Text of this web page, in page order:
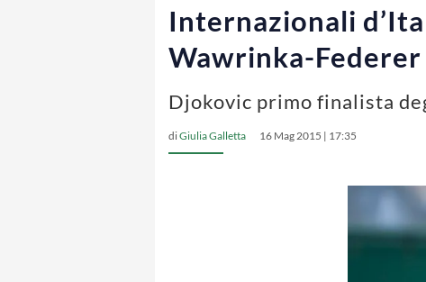
Internazionali
Wawrinka-Federer
Djokovic primo finalista
diGiulia Galletta 16 Mag 2015 | 17:35